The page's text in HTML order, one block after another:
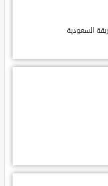
السعودية